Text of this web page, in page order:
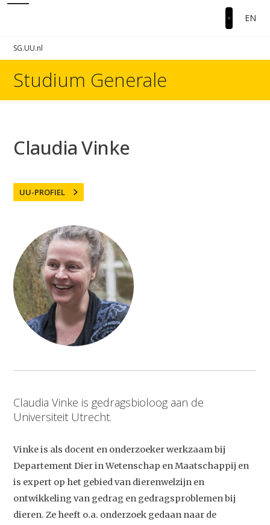
EN
SG.UU.nl
Studium Generale
Claudia Vinke
UU-PROFIEL
Claudia Vinke is gedragsbioloog aan de
Universiteit Utrecht.
Vinke is als docent en onderzoeker werkzaam bij
Departement Dier in Wetenschap en Maatschappij en
is expert op het gebied van dierenwelzijn en
ontwikkeling van gedrag en gedragsproblemen bij
dieren. Ze heeft o.a. onderzoek gedaan naar de